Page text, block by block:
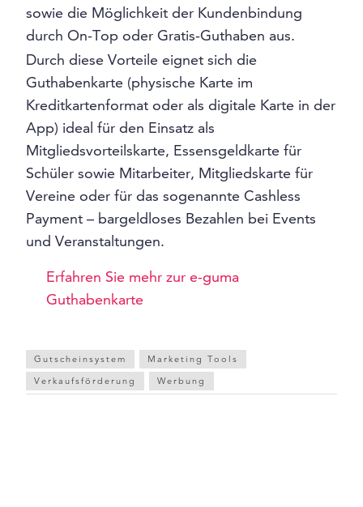
sowie die Möglichkeit der Kundenbindung
durch On-Top oder Gratis-Guthaben aus.
Durch diese Vorteile eignet sich die
Guthabenkarte (physische Karte im
Kreditkartenformat oder als digitale Karte in der
App) ideal für den Einsatz als
Mitgliedsvorteilskarte, Essensgeldkarte für
Schüler sowie Mitarbeiter, Mitgliedskarte für
Vereine oder für das sogenannte Cashless
Payment – bargeldloses Bezahlen bei Events
und Veranstaltungen.
Erfahren Sie mehr zur e-guma
Guthabenkarte
Gutscheinsystem
Marketing Tools
Verkaufsförderung
Werbung